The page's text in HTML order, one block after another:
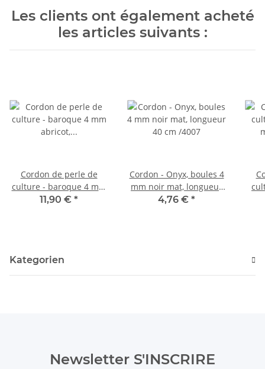
Les clients ont également acheté
les articles suivants :
Cordon de perle de
culture - baroque 4 mm
abricot, longueur 40,5
11,90 € *
Cordon - Onyx, boules 4
mm noir mat, longueur
40 cm /4007
4,76 € *
Kategorien
Newsletter S'INSCRIRE